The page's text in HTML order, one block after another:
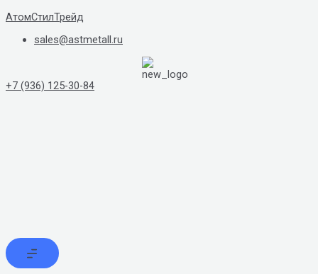
Перейти
содержимому
АтомСтилТрейд
sales@astmetall.ru
+7 (936) 125-30-84